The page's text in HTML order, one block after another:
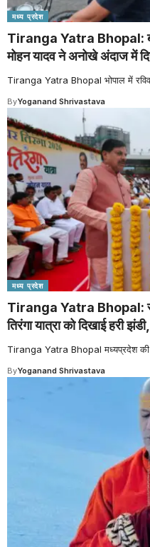
मध्य प्रदेश
Tiranga Yatra Bhopal:
मोहन यादव ने अनोखे अंदाज में
Tiranga Yatra Bhopal भोपाल में
ByYoganand Shrivastava
मध्य प्रदेश
Tiranga Yatra Bhopal:
तिरंगा यात्रा को दिखाई हरी
Tiranga Yatra Bhopal मध्यप्रदेश की
ByYoganand Shrivastava